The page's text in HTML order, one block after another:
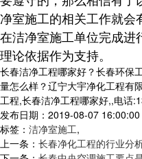
净室施工的相关工作就会
在洁净室施工单位完成进
理论依据作为支持。
长春洁净工程哪家好？长春环保
量怎么样？辽宁大宇净化工程有
工程,长春洁净工程哪家好,,电话
发布日期：2019-08-07 16:00:00
标签： 洁净室施工,
上一条： 长春净化工程的行业分